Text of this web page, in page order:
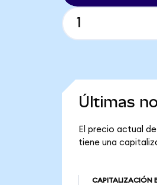
Últimas
El precio actual
tiene una
CAPITALIZACIÓN